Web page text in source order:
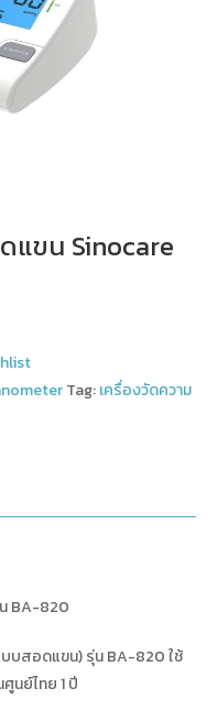
แขน Sinocare
Tag:เครื่องวัดความ
BA-820
บสอดแขน) รุ่น BA-820 ใช้
นย์ไทย 1 ปี